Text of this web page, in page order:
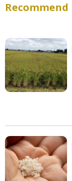
Recommend